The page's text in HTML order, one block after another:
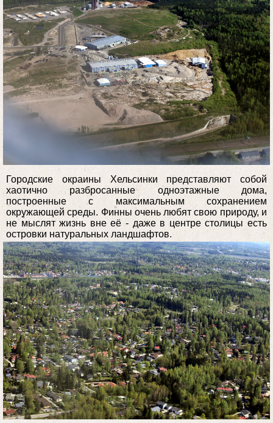
Городские окраины Хельсинки представляют собой
хаотично разбросанные одноэтажные дома,
построенные с максимальным сохранением
окружающей среды. Финны очень любят свою природу, и
не мыслят жизнь вне её - даже в центре столицы есть
островки натуральных ландшафтов.